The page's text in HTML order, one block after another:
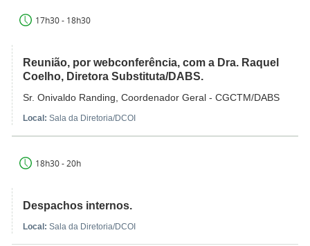
17h30 - 18h30
Reunião, por webconferência, com a Dra. Raquel
Coelho, Diretora Substituta/DABS.
Sr. Onivaldo Randing, Coordenador Geral - CGCTM/DABS
Local: Sala da Diretoria/DCOI
18h30 - 20h
Despachos internos.
Local: Sala da Diretoria/DCOI